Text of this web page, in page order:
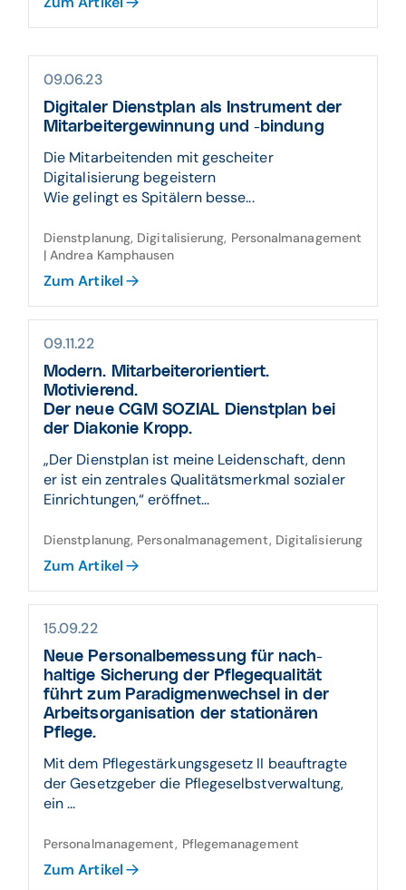
09.06.23
Digitaler Dienst­plan als Instru­ment der
Mitarbeiter­gewin­nung und -bindung
Die Mitarbeitenden mit gescheiter
Digitalisierung begeistern
Wie gelingt es Spitälern besse...
Dienstplanung, Digitalisierung, Personalmanagement
| Andrea Kamphausen
Zum Artikel
09.11.22
Modern. Mitarbeiter­orientiert.
Motivierend.
Der neue CGM SOZIAL Dienst­plan bei
der Diakonie Kropp.
„Der Dienstplan ist meine Leidenschaft, denn
er ist ein zentrales Qualitätsmerkmal sozialer
Einrichtungen,“ eröffnet...
Dienstplanung, Personalmanagement, Digitalisierung
Zum Artikel
15.09.22
Neue Personal­bemessung für nach­
haltige Sicherung der Pflege­qualität
führt zum Paradigmen­wechsel in der
Arbeits­organisation der statio­nären
Pflege.
Mit dem Pflegestärkungsgesetz II beauftragte
der Gesetzgeber die Pflegeselbstverwaltung,
ein ...
Personalmanagement, Pflegemanagement
Zum Artikel